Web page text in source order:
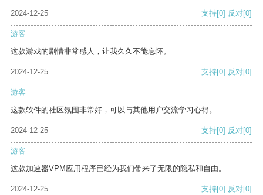
2024-12-25 支持[0] 反对[0]
游客
这款游戏的剧情非常感人，让我久久不能忘怀。
2024-12-25 支持[0] 反对[0]
游客
这款软件的社区氛围非常好，可以与其他用户交流学习心得。
2024-12-25 支持[0] 反对[0]
游客
这款加速器VPM应用程序已经为我们带来了无限的隐私和自由。
2024-12-25 支持[0] 反对[0]